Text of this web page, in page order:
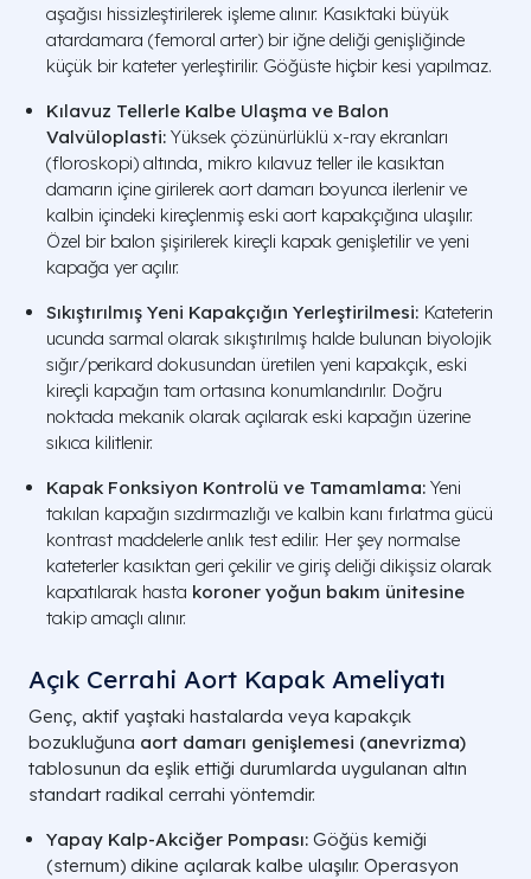
aşağısı hissizleştirilerek işleme alınır. Kasıktaki büyük
atardamara (femoral arter) bir iğne deliği genişliğinde
küçük bir kateter yerleştirilir. Göğüste hiçbir kesi yapılmaz.
Kılavuz Tellerle Kalbe Ulaşma ve Balon
Valvüloplasti: Yüksek çözünürlüklü x-ray ekranları
(floroskopi) altında, mikro kılavuz teller ile kasıktan
damarın içine girilerek aort damarı boyunca ilerlenir ve
kalbin içindeki kireçlenmiş eski aort kapakçığına ulaşılır.
Özel bir balon şişirilerek kireçli kapak genişletilir ve yeni
kapağa yer açılır.
Sıkıştırılmış Yeni Kapakçığın Yerleştirilmesi: Kateterin
ucunda sarmal olarak sıkıştırılmış halde bulunan biyolojik
sığır/perikard dokusundan üretilen yeni kapakçık, eski
kireçli kapağın tam ortasına konumlandırılır. Doğru
noktada mekanik olarak açılarak eski kapağın üzerine
sıkıca kilitlenir.
Kapak Fonksiyon Kontrolü ve Tamamlama: Yeni
takılan kapağın sızdırmazlığı ve kalbin kanı fırlatma gücü
kontrast maddelerle anlık test edilir. Her şey normalse
kateterler kasıktan geri çekilir ve giriş deliği dikişsiz olarak
kapatılarak hasta koroner yoğun bakım ünitesine
takip amaçlı alınır.
Açık Cerrahi Aort Kapak Ameliyatı
Genç, aktif yaştaki hastalarda veya kapakçık
bozukluğuna aort damarı genişlemesi (anevrizma)
tablosunun da eşlik ettiği durumlarda uygulanan altın
standart radikal cerrahi yöntemdir.
Yapay Kalp-Akciğer Pompası: Göğüs kemiği
(sternum) dikine açılarak kalbe ulaşılır. Operasyon